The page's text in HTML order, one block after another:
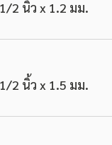
2 นิ้ว x 1.2 มม.
2 นิ้ว x 1.5 มม.